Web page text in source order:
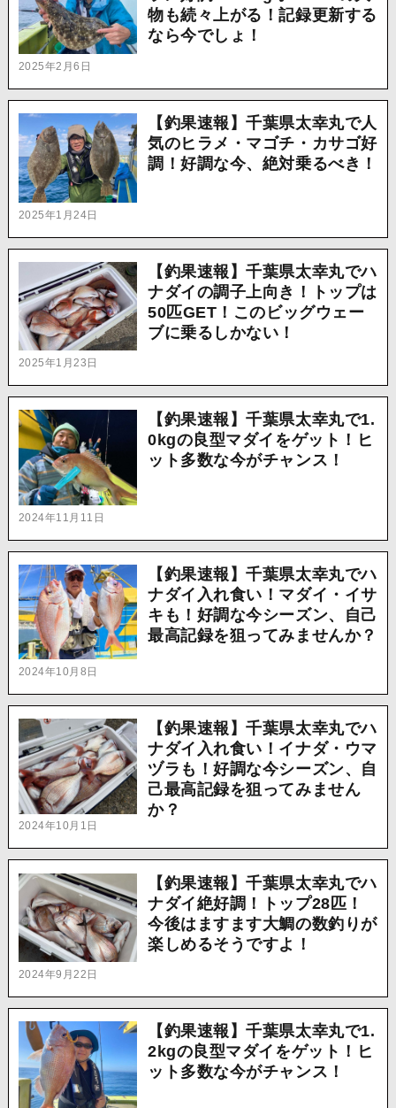
2025年2月6日
物も続々上がる！記録更新する
なら今でしょ！
2025年1月24日
【釣果速報】千葉県太幸丸で人
気のヒラメ・マゴチ・カサゴ好
調！好調な今、絶対乗るべき！
2025年1月23日
【釣果速報】千葉県太幸丸でハ
ナダイの調子上向き！トップは
50匹GET！このビッグウェー
ブに乗るしかない！
2024年11月11日
【釣果速報】千葉県太幸丸で1.
0kgの良型マダイをゲット！ヒ
ット多数な今がチャンス！
2024年10月8日
【釣果速報】千葉県太幸丸でハ
ナダイ入れ食い！マダイ・イサ
キも！好調な今シーズン、自己
最高記録を狙ってみませんか？
2024年10月1日
【釣果速報】千葉県太幸丸でハ
ナダイ入れ食い！イナダ・ウマ
ヅラも！好調な今シーズン、自
己最高記録を狙ってみません
か？
2024年9月22日
【釣果速報】千葉県太幸丸でハ
ナダイ絶好調！トップ28匹！
今後はますます大鯛の数釣りが
楽しめるそうですよ！
【釣果速報】千葉県太幸丸で1.
2kgの良型マダイをゲット！ヒ
ット多数な今がチャンス！